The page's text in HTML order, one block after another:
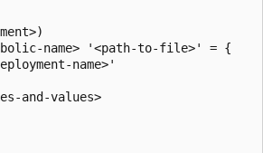
name> '<path-to-file>' = {
name>'
and-values>